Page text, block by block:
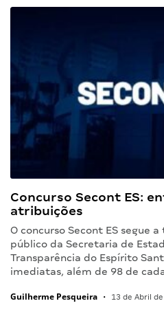
Concurso Secont ES:
atribuições
O concurso Secont ES segue
público da Secretaria de
Transparência do Espírito
imediatas, além de 98 de
Guilherme Pesqueira • 13 de Abril